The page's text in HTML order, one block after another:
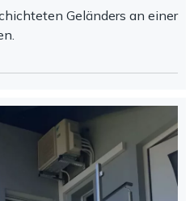
Geländers an einer